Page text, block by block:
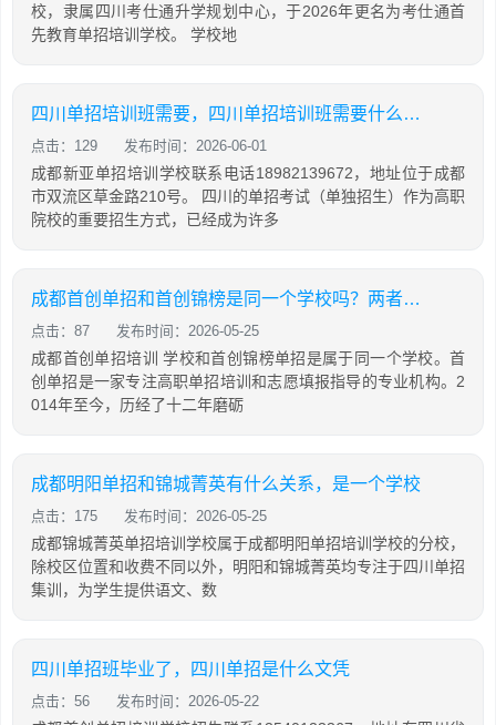
校，隶属四川考仕通升学规划中心，于2026年更名为考仕通首
先教育单招培训学校。 学校地
四川单招培训班需要，四川单招培训班需要什么资质
点击：129 发布时间：2026-06-01
成都新亚单招培训学校联系电话18982139672，地址位于成都
市双流区草金路210号。 四川的单招考试（单独招生）作为高职
院校的重要招生方式，已经成为许多
成都首创单招和首创锦榜是同一个学校吗？两者有什么关联？
点击：87 发布时间：2026-05-25
成都首创单招培训 学校和首创锦榜单招是属于同一个学校。首
创单招是一家专注高职单招培训和志愿填报指导的专业机构。2
014年至今，历经了十二年磨砺
成都明阳单招和锦城菁英有什么关系，是一个学校
点击：175 发布时间：2026-05-25
成都锦城菁英单招培训学校属于成都明阳单招培训学校的分校，
除校区位置和收费不同以外，明阳和锦城菁英均专注于四川单招
集训，为学生提供语文、数
四川单招班毕业了，四川单招是什么文凭
点击：56 发布时间：2026-05-22